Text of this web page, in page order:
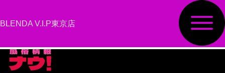
BLENDA V.I.P東京店